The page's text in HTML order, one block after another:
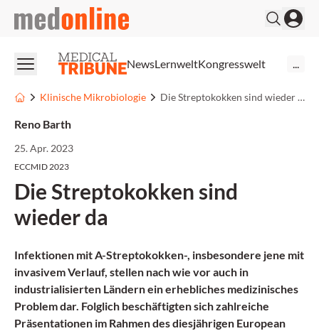
medonline
NewsLernweltKongresswelt
Klinische Mikrobiologie Die Streptokokken sind wieder da
Reno Barth
25. Apr. 2023
ECCMID 2023
Die Streptokokken sind
wieder da
Infektionen mit A-Streptokokken-, insbesondere jene mit
invasivem Verlauf, stellen nach wie vor auch in
industrialisierten Ländern ein erhebliches medizinisches
Problem dar. Folglich beschäftigten sich zahlreiche
Präsentationen im Rahmen des diesjährigen European